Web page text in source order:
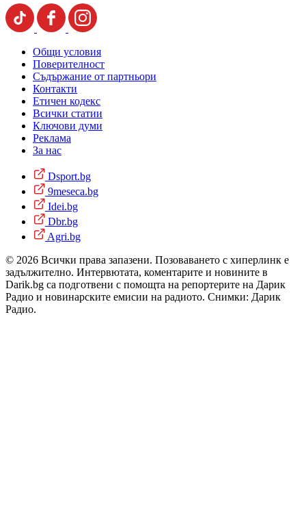
Общи условия
Поверителност
Съдържание от партньори
Контакти
Етичен кодекс
Всички статии
Ключови думи
Реклама
За нас
Dsport.bg
9meseca.bg
Idei.bg
Dbr.bg
Agri.bg
© 2026 Всички права запазени. Позоваването с хиперлинк е
задължително. Интервютата, коментарите и новините в
Darik.bg са подготвени с помощта на репортерите на Дарик
Радио и новинарските емисии на радиото. Снимки: Дарик
Радио.